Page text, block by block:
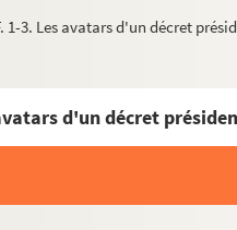
1-3. Les avatars d'un décret
d'un décret